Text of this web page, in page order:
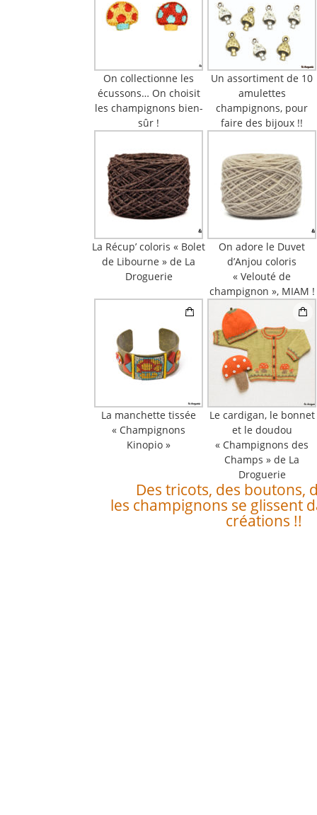
On collectionne les
écussons… On choisit
les champignons bien-
sûr !
Un assortiment de 10
amulettes
champignons, pour
faire des bijoux !!
La Récup’ coloris « Bolet
de Libourne » de La
Droguerie
On adore le Duvet
d’Anjou coloris
« Velouté de
champignon », MIAM !
La manchette tissée
« Champignons
Kinopio »
Le cardigan, le bonnet
et le doudou
« Champignons des
Champs » de La
Droguerie
Des tricots, des boutons,
les champignons se glissent
créations !!